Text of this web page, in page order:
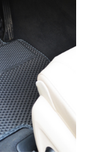
Это,
Вы
на
по